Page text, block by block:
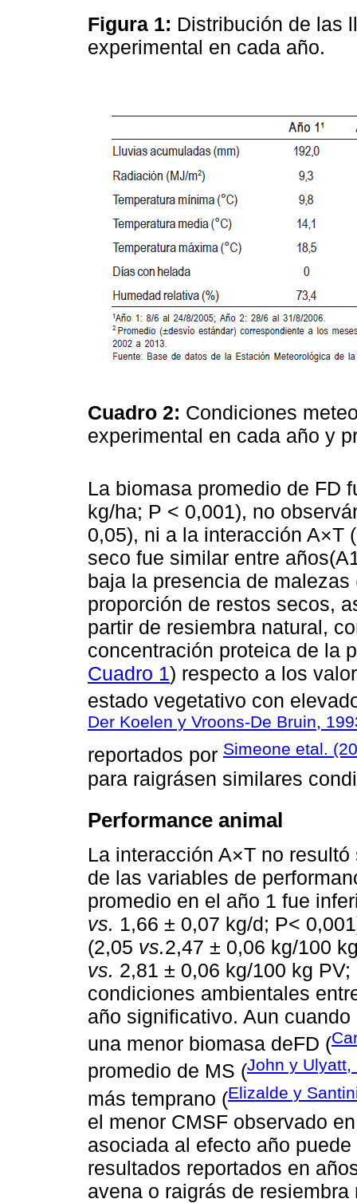
Figura 1: Distribución de las
experimental en cada año.
Cuadro 2: Condiciones
experimental en cada año y
La biomasa promedio de FD
kg/ha; P < 0,001), no
0,05), ni a la interacción A×T
seco fue similar entre
baja la presencia de
proporción de restos secos,
partir de resiembra natural,
concentración proteica de la
Cuadro 1) respecto a los
estado vegetativo con
Der Koelen y Vroons-De Bruin,
reportados por Simeone etal.
para raigrásen similares
Performance animal
La interacción A×T no
de las variables de
promedio en el año 1 fue
vs. 1,66 ± 0,07 kg/d; P<
(2,05 vs.2,47 ± 0,06 kg/100
vs. 2,81 ± 0,06 kg/100 kg
condiciones ambientales
año significativo. Aun
una menor biomasa deFD (
promedio de MS (John y Ulyatt,
más temprano (Elizalde y
el menor CMSF observado
asociada al efecto año
resultados reportados en
avena o raigrás de